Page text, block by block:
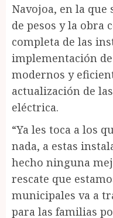
Navojoa, en la
de pesos y la obra
completa de las
implementación
modernos y
actualización de
eléctrica.
“Ya les toca a los
nada, a estas
hecho ninguna
rescate que
municipales va a
para las familias